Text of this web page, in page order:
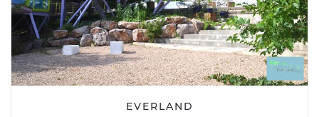
EVERLAND